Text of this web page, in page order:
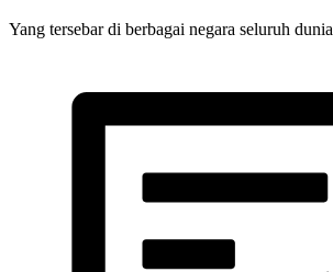
Yang tersebar di berbagai negara seluruh dunia